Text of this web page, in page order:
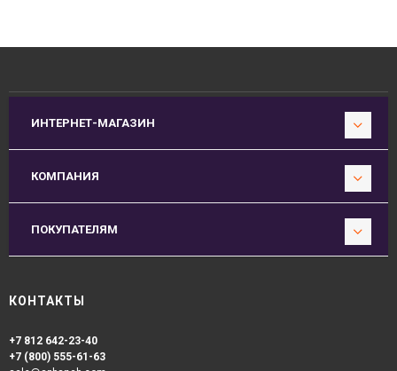
ИНТЕРНЕТ-МАГАЗИН
КОМПАНИЯ
ПОКУПАТЕЛЯМ
КОНТАКТЫ
+7 812 642-23-40
+7 (800) 555-61-63